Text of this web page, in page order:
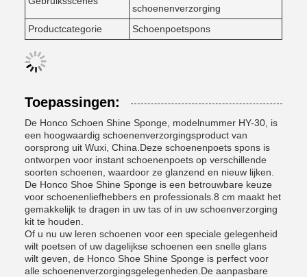
schoenenverzorging
Productcategorie
Schoenpoetspons
Toepassingen:
De Honco Schoen Shine Sponge, modelnummer HY-30, is
een hoogwaardig schoenenverzorgingsproduct van
oorsprong uit Wuxi, China.Deze schoenenpoets spons is
ontworpen voor instant schoenenpoets op verschillende
soorten schoenen, waardoor ze glanzend en nieuw lijken.
De Honco Shoe Shine Sponge is een betrouwbare keuze
voor schoenenliefhebbers en professionals.8 cm maakt het
gemakkelijk te dragen in uw tas of in uw schoenverzorging
kit te houden.
Of u nu uw leren schoenen voor een speciale gelegenheid
wilt poetsen of uw dagelijkse schoenen een snelle glans
wilt geven, de Honco Shoe Shine Sponge is perfect voor
alle schoenenverzorgingsgelegenheden.De aanpasbare